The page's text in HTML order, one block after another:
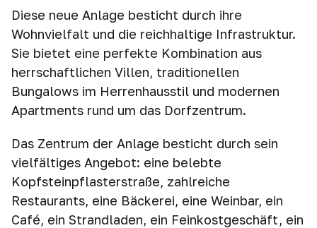
Diese neue Anlage besticht durch ihre
Wohnvielfalt und die reichhaltige Infrastruktur.
Sie bietet eine perfekte Kombination aus
herrschaftlichen Villen, traditionellen
Bungalows im Herrenhausstil und modernen
Apartments rund um das Dorfzentrum.
Das Zentrum der Anlage besticht durch sein
vielfältiges Angebot: eine belebte
Kopfsteinpflasterstraße, zahlreiche
Restaurants, eine Bäckerei, eine Weinbar, ein
Café, ein Strandladen, ein Feinkostgeschäft, ein